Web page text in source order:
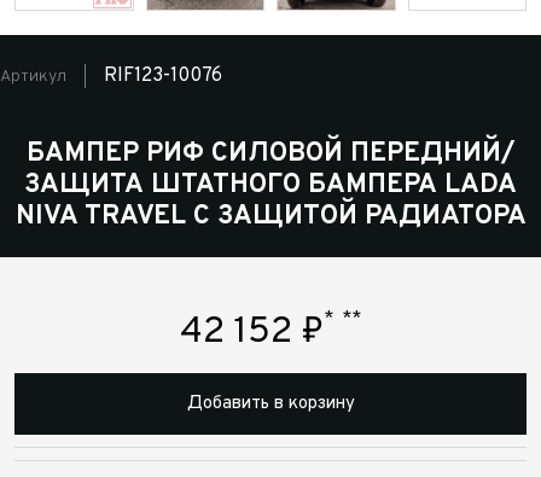
Артикул RIF123-10076
БАМПЕР РИФ СИЛОВОЙ ПЕРЕДНИЙ/
ЗАЩИТА ШТАТНОГО БАМПЕРА LADA
NIVA TRAVEL С ЗАЩИТОЙ РАДИАТОРА
42 152 ₽* **
Добавить в корзину